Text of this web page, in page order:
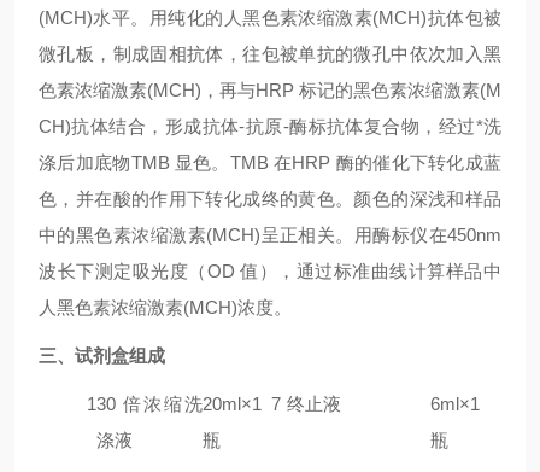
(MCH)水平。用纯化的人黑色素浓缩激素(MCH)抗体包被
微孔板，制成固相抗体，往包被单抗的微孔中依次加入黑
色素浓缩激素(MCH) ，再与HRP 标记的黑色素浓缩激素(M
CH)抗体结合，形成抗体-抗原-酶标抗体复合物，经过*洗
涤后加底物TMB 显色。TMB 在HRP 酶的催化下转化成蓝
色，并在酸的作用下转化成终的黄色。颜色的深浅和样品
中的黑色素浓缩激素(MCH)呈正相关。用酶标仪在450nm
波长下测定吸光度（OD 值），通过标准曲线计算样品中
人 黑色素浓缩激素(MCH)浓度。
三、试剂盒组成
130 倍浓缩洗
涤液
20ml×1
瓶
7 终止液
6ml×1
瓶